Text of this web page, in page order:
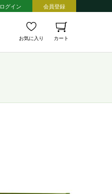
ログイン 会員登録
お気に入り カート